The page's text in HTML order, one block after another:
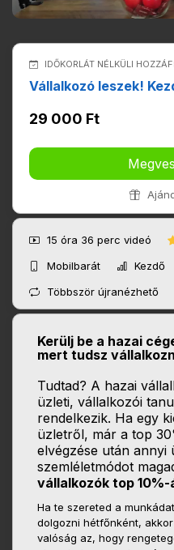
IDŐKORLÁT NÉLKÜLI
Vállalkozó leszek!
29 000 Ft
15 óra 36 perc videó
Mobilbarát
Kezdő
Többször újranézhető
Kerülj be a hazai
mert tudsz
Tudtad? A hazai
üzleti, vállalkozói
rendelkezik. Ha egy
üzletről, már a top
elvégzése után annyi
szemléletmódot
vállalkozók top
Ha te szereted a
dolgozni hétfőnként,
valóság az, hogy